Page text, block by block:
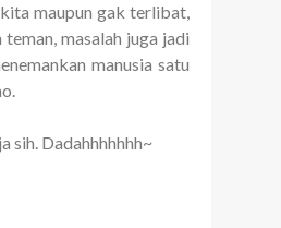
maupun gak terlibat,
masalah juga jadi
manusia satu
sih. Dadahhhhhhh~